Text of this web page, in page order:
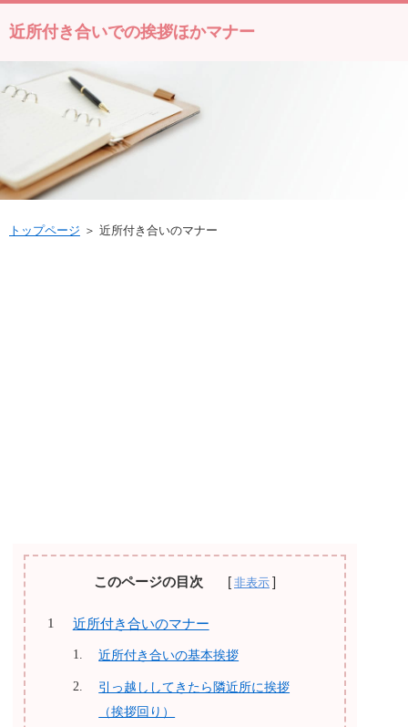
近所付き合いでの挨拶ほかマナー
トップページ ＞ 近所付き合いのマナー
このページの目次
近所付き合いのマナー
近所付き合いの基本挨拶
引っ越ししてきたら隣近所に挨拶
（挨拶回り）